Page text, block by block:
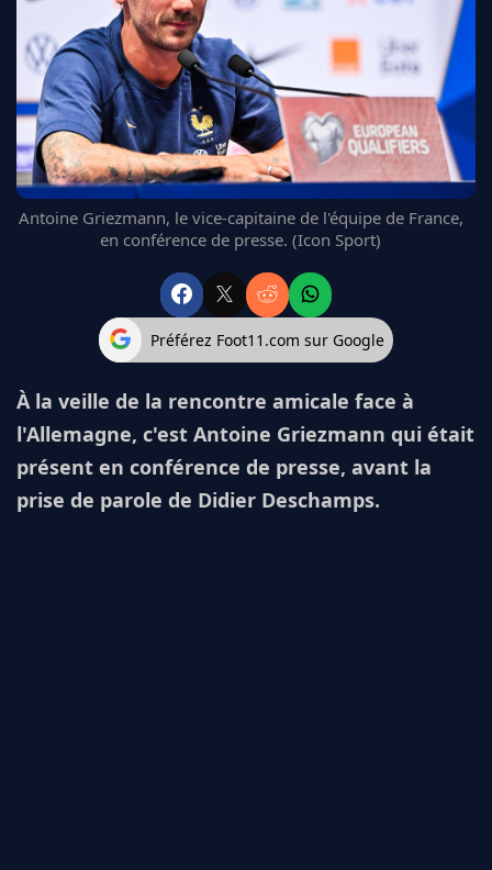
REAL MADRID
FC BARCELONE
MANCHESTER UNITED
CHELSEA
ARSENAL
BAYERN
L'AVIS DE LA RÉDAC'
Antoine Griezmann, le vice-capitaine de l'équipe de France,
en conférence de presse. (Icon Sport)
Préférez Foot11.com sur Google
À la veille de la rencontre amicale face à
l'Allemagne, c'est Antoine Griezmann qui était
présent en conférence de presse, avant la
prise de parole de Didier Deschamps.